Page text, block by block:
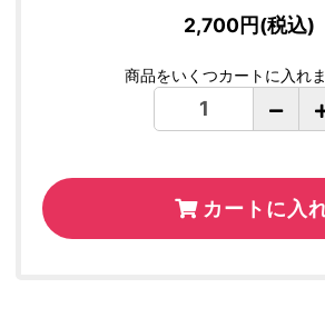
2,700円(税込)
商品をいくつカートに入れ
カートに入